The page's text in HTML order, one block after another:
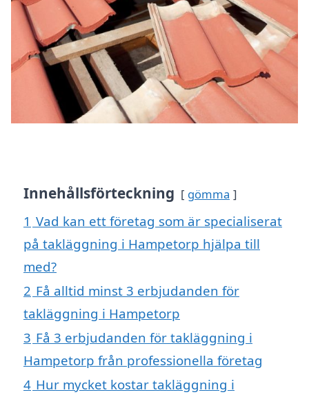
Innehållsförteckning gömma
1 Vad kan ett företag som är specialiserat
på takläggning i Hampetorp hjälpa till
med?
2 Få alltid minst 3 erbjudanden för
takläggning i Hampetorp
3 Få 3 erbjudanden för takläggning i
Hampetorp från professionella företag
4 Hur mycket kostar takläggning i